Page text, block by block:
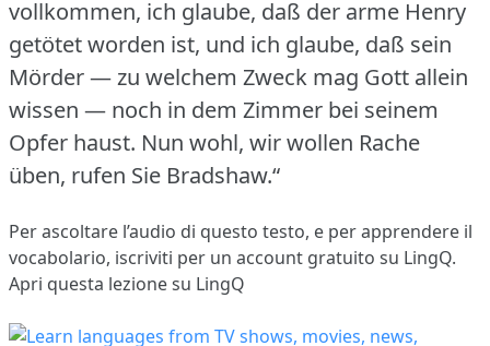
vollkommen, ich glaube, daß der arme Henry
getötet worden ist, und ich glaube, daß sein
Mörder — zu welchem Zweck mag Gott allein
wissen — noch in dem Zimmer bei seinem
Opfer haust. Nun wohl, wir wollen Rache
üben, rufen Sie Bradshaw.“
Per ascoltare l’audio di questo testo, e per apprendere il
vocabolario, iscriviti per un account gratuito su LingQ.
Apri questa lezione su LingQ